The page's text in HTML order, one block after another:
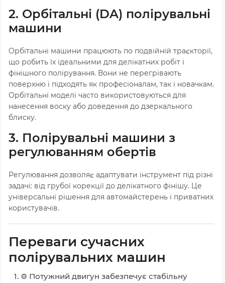
2. Орбітальні (DA) полірувальні
машини
Орбітальні машини працюють по подвійній траєкторії,
що робить їх ідеальними для делікатних робіт і
фінішного полірування. Вони не перегрівають
поверхню і підходять як професіоналам, так і новачкам.
Орбітальні моделі часто використовуються для
нанесення воску або доведення до дзеркального
блиску.
3. Полірувальні машини з
регулюванням обертів
Регулювання дозволяє адаптувати інструмент під різні
задачі: від грубої корекції до делікатного фінішу. Це
універсальні рішення для автомайстерень і приватних
користувачів.
Переваги сучасних
полірувальних машин
⚙️ Потужний двигун забезпечує стабільну